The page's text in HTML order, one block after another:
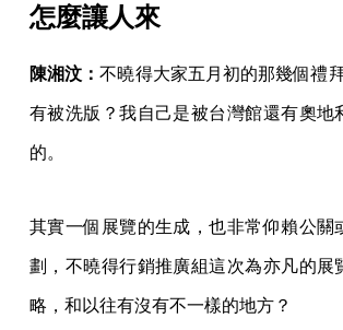
怎麼讓人來
陳湘汶：不曉得大家五月初的那幾個禮
有被洗版？我自己是被台灣館還有奧地
的。
其實一個展覽的生成，也非常仰賴公關
劃，不曉得行銷推廣組這次為亦凡的展
略，和以往有沒有不一樣的地方？